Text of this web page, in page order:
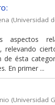
(Universidad
aspectos
relevando
de ésta
En primer ...
(Universidad